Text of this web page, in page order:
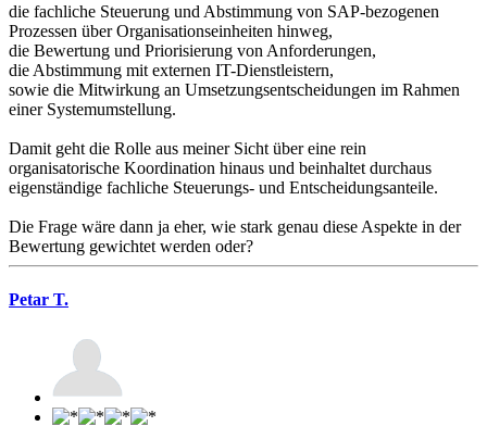
die fachliche Steuerung und Abstimmung von SAP-bezogenen
Prozessen über Organisationseinheiten hinweg,
die Bewertung und Priorisierung von Anforderungen,
die Abstimmung mit externen IT-Dienstleistern,
sowie die Mitwirkung an Umsetzungsentscheidungen im Rahmen
einer Systemumstellung.
Damit geht die Rolle aus meiner Sicht über eine rein
organisatorische Koordination hinaus und beinhaltet durchaus
eigenständige fachliche Steuerungs- und Entscheidungsanteile.
Die Frage wäre dann ja eher, wie stark genau diese Aspekte in der
Bewertung gewichtet werden oder?
Petar T.